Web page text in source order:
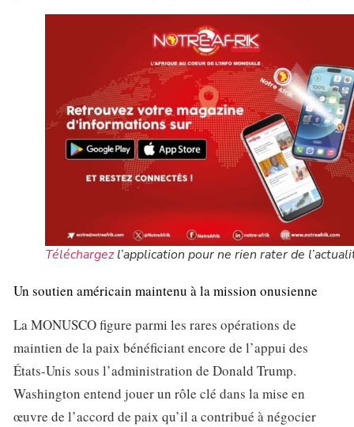
Téléchargezl’application pour ne rien rater de
Un soutien américain maintenu à la mission onusienne
La MONUSCO figure parmi les rares opérations de
maintien de la paix bénéficiant encore de l’appui des
États-Unis sous l’administration de Donald Trump.
Washington entend jouer un rôle clé dans la mise en
œuvre de l’accord de paix qu’il a contribué à négocier